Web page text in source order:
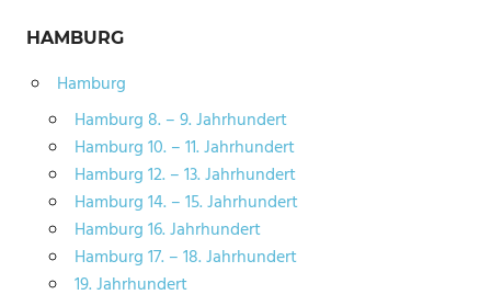
HAMBURG
Hamburg
Hamburg 8. – 9. Jahrhundert
Hamburg 10. – 11. Jahrhundert
Hamburg 12. – 13. Jahrhundert
Hamburg 14. – 15. Jahrhundert
Hamburg 16. Jahrhundert
Hamburg 17. – 18. Jahrhundert
19. Jahrhundert